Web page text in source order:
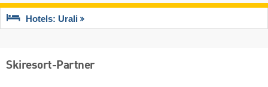
Hotels: Urali
Skiresort-Partner